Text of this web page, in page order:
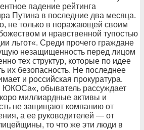
падение рейтинга
Путина в последние два месяца.
не только в поражающей своим
и нравственной тупостью
льгот«. Среди прочего граждане
незащищенность перед лицом
тех структур, которые по идее
их безопасность. Не последнее
и российская прокуратура.
ЮКОСа«, обыватель рассуждает
миллиардные активы и
не защищают компанию от
а ее руководителей — от
то что же эти люди в